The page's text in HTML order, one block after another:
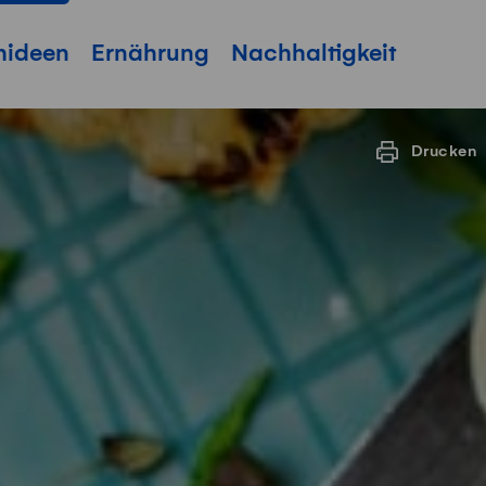
Ernährung Nachhaltigkeit
Drucken